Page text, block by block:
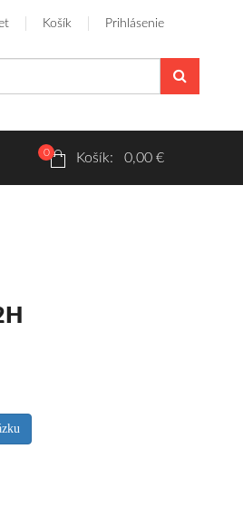
Košík Prihlásenie
0 Košík: 0,00 €